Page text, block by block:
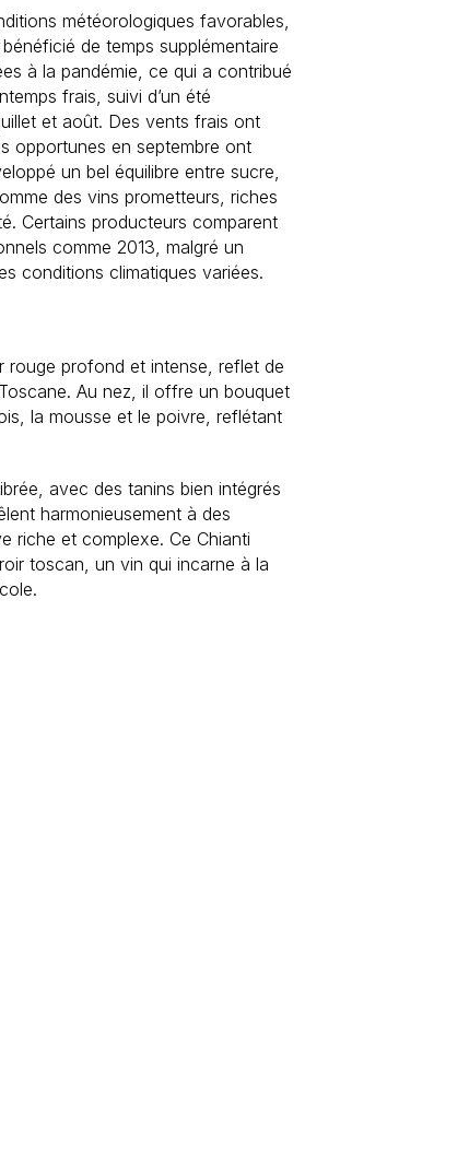
météorologiques favorables,
de temps supplémentaire
à la pandémie, ce qui a contribué
frais, suivi d’un été
et août. Des vents frais ont
opportunes en septembre ont
un bel équilibre entre sucre,
des vins prometteurs, riches
Certains producteurs comparent
comme 2013, malgré un
conditions climatiques variées.
rouge profond et intense, reflet de
Au nez, il offre un bouquet
la mousse et le poivre, reflétant
avec des tanins bien intégrés
harmonieusement à des
riche et complexe. Ce Chianti
toscan, un vin qui incarne à la